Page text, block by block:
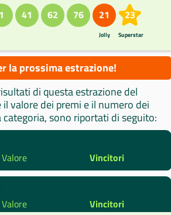
1 41 62 76 21
Jolly
23
Superstar
la prossima estrazione!
di questa estrazione del
valore dei premi e il numero dei
sono riportati di seguito:
Valore Vincitori
Valore
Vincitori